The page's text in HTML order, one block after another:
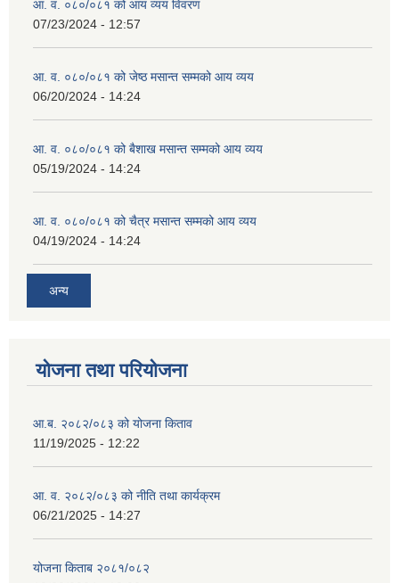
आ. व. ०८०/०८१ को आय व्यय विवरण
07/23/2024 - 12:57
आ. व. ०८०/०८१ को जेष्ठ मसान्त सम्मको आय व्यय
06/20/2024 - 14:24
आ. व. ०८०/०८१ को बैशाख मसान्त सम्मको आय व्यय
05/19/2024 - 14:24
आ. व. ०८०/०८१ को चैत्र मसान्त सम्मको आय व्यय
04/19/2024 - 14:24
अन्य
योजना तथा परियोजना
आ.ब. २०८२/०८३ को योजना किताव
11/19/2025 - 12:22
आ. व. २०८२/०८३ को नीति तथा कार्यक्रम
06/21/2025 - 14:27
योजना किताब २०८१/०८२